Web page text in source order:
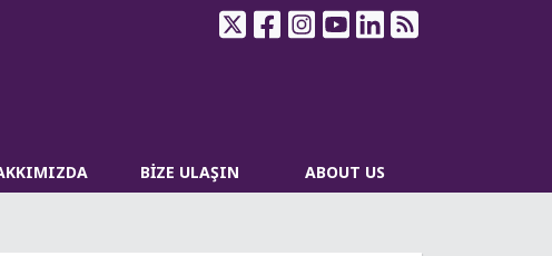
BİZE ULAŞIN ABOUT US